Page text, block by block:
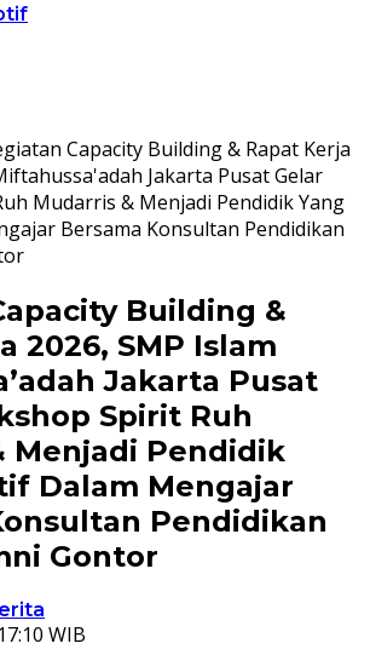
Capacity Building & Rapat Kerja
Jakarta Pusat Gelar
Mudarris & Menjadi Pendidik Yang
Bersama Konsultan Pendidikan
Building &
2026, SMP Islam
Jakarta Pusat
Spirit Ruh
Menjadi Pendidik
Dalam Mengajar
Pendidikan
Gontor
WIB